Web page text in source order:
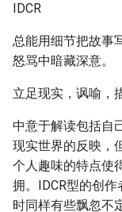
IDCR
总能用细节把故事
怒骂中暗藏深意。
立足现实，讽喻，
中意于解读包括自
现实世界的反映，
个人趣味的特点使
拥。IDCR型的创
时同样有些飘忽不